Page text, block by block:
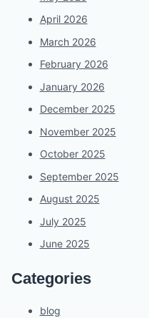
April 2026
March 2026
February 2026
January 2026
December 2025
November 2025
October 2025
September 2025
August 2025
July 2025
June 2025
Categories
blog